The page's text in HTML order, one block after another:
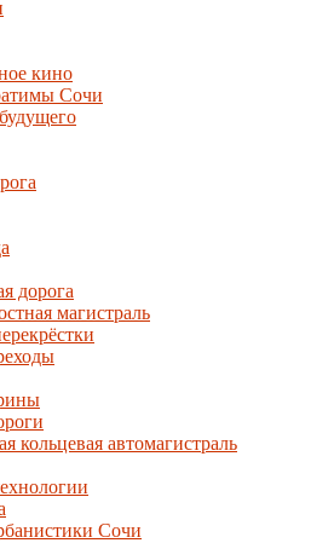
кино
Сочи
дорога
магистраль
кольцевая автомагистраль
Сочи